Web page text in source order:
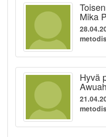
Mika
Hyvä
Awuah